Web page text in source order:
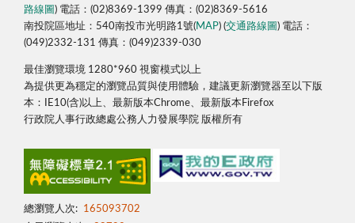
路線圖 ) 電話：(02)8369-1399 傳真：(02)8369-5616
南投院區地址：540南投市光明路1號(MAP) (交通路線圖 ) 電話：
(049)2332-131 傳真：(049)2339-030
最佳瀏覽環境 1280*960 視窗模式以上
為提供更為穩定的瀏覽品質與使用體驗，建議更新瀏覽器至以下版
本：IE10(含)以上、最新版本Chrome、最新版本Firefox
行政院人事行政總處公務人力發展學院 版權所有
總瀏覽人次:
165093702